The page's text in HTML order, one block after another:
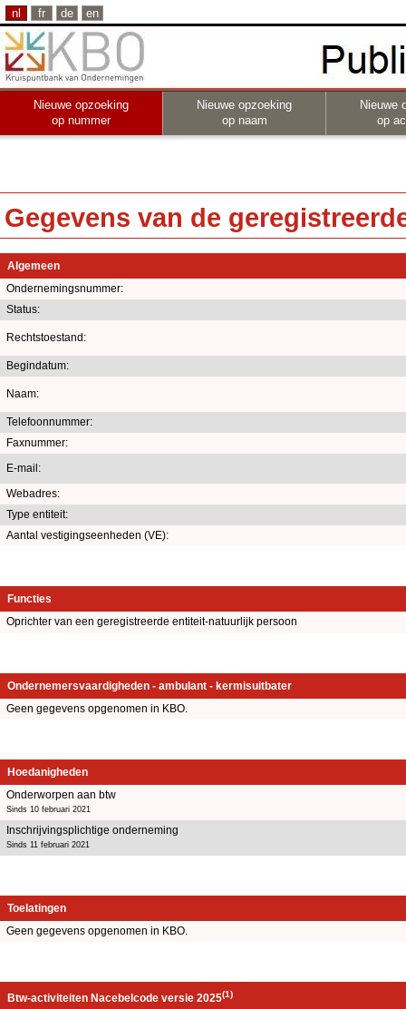
nl fr de en
Nieuwe opzoeking
op nummer
Nieuwe opzoeking
op naam
Nieuwe
op
Gegevens van de
Algemeen
Ondernemingsnummer:
Status:
Rechtstoestand:
Begindatum:
Naam:
Telefoonnummer:
Faxnummer:
E-mail:
Webadres:
Type entiteit:
Aantal vestigingseenheden (VE):
Functies
Oprichter van een geregistreerde entiteit-natuurlijk persoon
Ondernemersvaardigheden - ambulant - kermisuitbater
Geen gegevens opgenomen in KBO.
Hoedanigheden
Onderworpen aan btw
Sinds 10 februari 2021
Inschrijvingsplichtige onderneming
Sinds 11 februari 2021
Toelatingen
Geen gegevens opgenomen in KBO.
Btw-activiteiten Nacebelcode versie 2025(1)